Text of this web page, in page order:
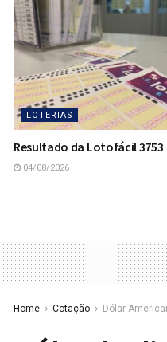
LOTERIAS
Resultado da Lotofácil 3753
04/08/2026
Home Cotação Dólar